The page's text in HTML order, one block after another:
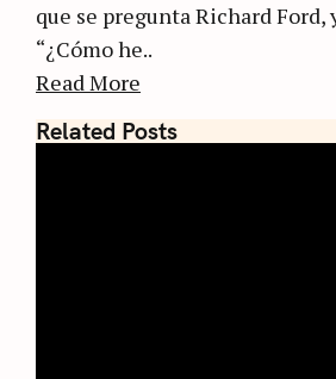
que se pregunta Richard Ford,
“¿Cómo he..
Read More
Related Posts